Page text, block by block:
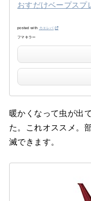
おすだけベープスプ
posted with カエレバ
フマキラー
暖かくなって虫が出
た。これオススメ。
滅できます。